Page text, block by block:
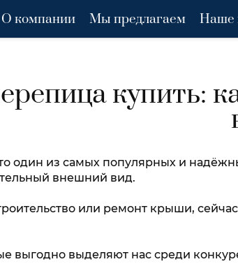
О компании Мы предлагаем Наше
купить:
один из самых популярных и
внешний вид.
или ремонт крыши,
выгодно выделяют нас среди